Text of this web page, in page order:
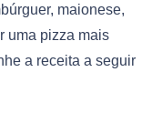
maionese,
uma pizza mais
a receita a seguir